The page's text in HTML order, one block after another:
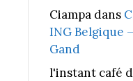
Ciampa dans
ING Belgique
Gand
l'instant café